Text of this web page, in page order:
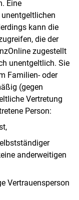
Eine
kann die
die der
zugestellt
unentgeltlich. Sie
Familien- oder
(gegen
Vertretung
Person:
anderweitigen
Vertrauensperson